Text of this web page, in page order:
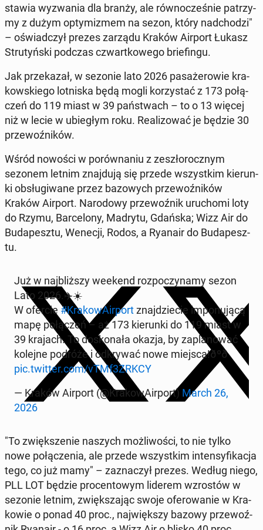
stawia wy­zwa­nia dla branży, ale rów­no­cze­śnie pa­trzy­
my z dużym opty­mi­zmem na sezon, który nad­cho­dzi"
– oświad­czył prezes zarządu Kraków Airport Łukasz
Stru­tyń­ski podczas czwart­ko­we­go brie­fin­gu.
Jak prze­ka­zał, w sezonie lato 2026 pa­sa­że­ro­wie kra­
kow­skie­go lot­ni­ska będą mogli ko­rzy­stać z 173 po­łą­
czeń do 119 miast w 39 pań­stwach – to o 13 więcej
niż w lecie w ubie­głym roku. Re­ali­zo­wać je będzie 30
prze­woź­ni­ków.
Wśród nowości w po­rów­na­niu z ze­szło­rocz­nym
sezonem letnim znaj­du­ją się przede wszyst­kim kie­run­
ki ob­słu­gi­wa­ne przez ba­zo­wych prze­woź­ni­ków
Kraków Airport. Na­ro­do­wy prze­woź­nik uru­cho­mi loty
do Rzymu, Bar­ce­lo­ny, Madrytu, Gdańska; Wizz Air do
Bu­da­pesz­tu, Wenecji, Rodos, a Ryanair do Bu­da­pesz­
tu.
Już w naj­bliż­szy weekend roz­po­czy­na­my sezon
Lato 2026.✈️☀️
W ofercie #Kra­ko­wA­ir­portznaj­dzie­cie im­po­nu­ją­cą
mapę po­łą­czeń – aż 173 kie­run­ki do 119 miast w
39 krajach. To do­sko­na­ła okazja, by za­pla­no­wać
kolejne podróże i od­kry­wać nowe miejsca!ðº️ð️
pic.twitter.com/vTMf3ZRKCY
— Kraków Airport (@Kra­ko­wA­ir­port) March 26,
2026
"To zwięk­sze­nie naszych moż­li­wo­ści, to nie tylko
nowe po­łą­cze­nia, ale przede wszyst­kim in­ten­sy­fi­ka­cja
tego, co już mamy" – za­zna­czył prezes. Według niego,
PLL LOT będzie pro­cen­to­wym liderem wzro­stów w
sezonie letnim, zwięk­sza­jąc swoje ofe­ro­wa­nie w Kra­
ko­wie o ponad 40 proc., naj­więk­szy bazowy prze­woź­